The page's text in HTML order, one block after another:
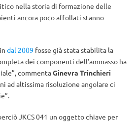
nella storia di formazione delle
ancora poco affollati stanno
dal 2009 fosse già stata stabilita la
dei componenti dell’ammasso ha
commentaGinevra Trinchieri
ad altissima risoluzione angolare ci
JKCS 041 un oggetto chiave per